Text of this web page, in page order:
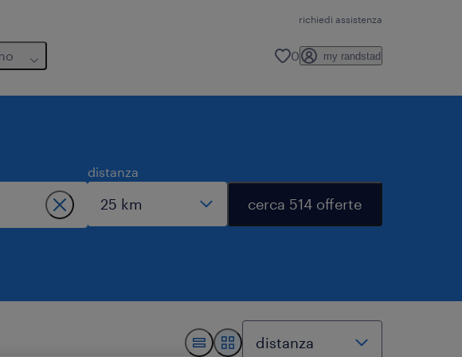
richiedi assistenza
0 my randstad
distanza
cerca 514 offerte